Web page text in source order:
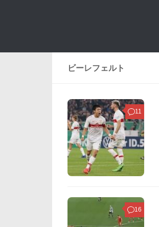
ビーレフェルト
11
16